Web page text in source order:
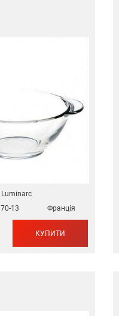
Luminarc
70-13 Франція
КУПИТИ